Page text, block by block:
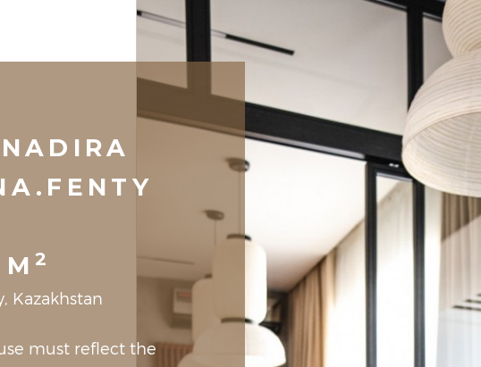
NADIRA
2
Kazakhstan
must reflect the